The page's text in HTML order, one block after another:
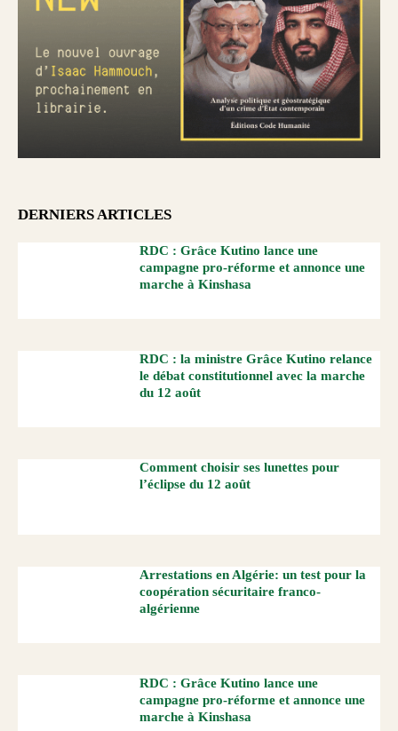
DERNIERS ARTICLES
RDC : Grâce Kutino lance une
campagne pro-réforme et annonce une
marche à Kinshasa
RDC : la ministre Grâce Kutino relance
le débat constitutionnel avec la marche
du 12 août
Comment choisir ses lunettes pour
l’éclipse du 12 août
Arrestations en Algérie: un test pour la
coopération sécuritaire franco-
algérienne
RDC : Grâce Kutino lance une
campagne pro-réforme et annonce une
marche à Kinshasa